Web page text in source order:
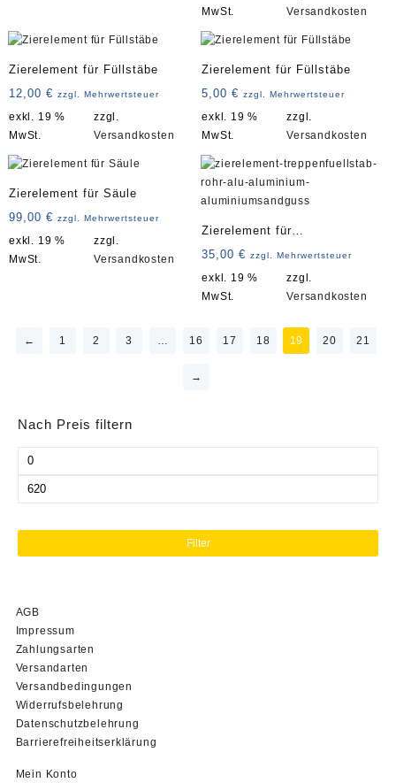
MwSt.
Versandkosten
Zierelement für Füllstäbe
12,00 € zzgl. Mehrwertsteuer
exkl. 19 %
MwSt.
zzgl.
Versandkosten
Zierelement für Füllstäbe
5,00€ zzgl. Mehrwertsteuer
exkl. 19 %
MwSt.
zzgl.
Versandkosten
Zierelement für Säule
99,00 € zzgl. Mehrwertsteuer
exkl. 19 %
MwSt.
zzgl.
Versandkosten
Zierelement für
Treppenfüllstab Art. 2912
35,00€ zzgl. Mehrwertsteuer
exkl. 19 %
MwSt.
zzgl.
Versandkosten
← 1 2 3 16 17 18 19 20 21
→
Nach Preis filtern
Min.
Max.
Filter
AGB
Impressum
Zahlungsarten
Versandarten
Versandbedingungen
Widerrufsbelehrung
Datenschutzbelehrung
Barrierefreiheitserklärung
Mein Konto